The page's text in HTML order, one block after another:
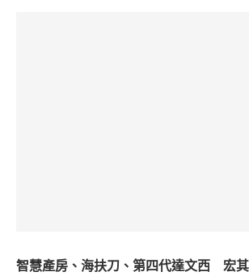
智慧產房、海扶刀、第四代達文西 宏